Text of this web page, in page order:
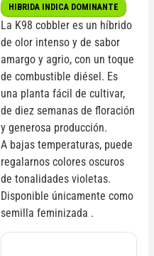
HIBRIDA INDICA DOMINANTE
La K98 cobbler es un híbrido
de olor intenso y de sabor
amargo y agrio, con un toque
de combustible diésel. Es
una planta fácil de cultivar,
de diez semanas de floración
y generosa producción.
A bajas temperaturas, puede
regalarnos colores oscuros
de tonalidades violetas.
Disponible únicamente como
semilla feminizada .